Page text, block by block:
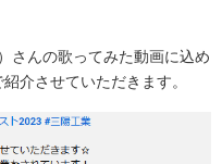
さんの歌ってみた動画に込め
介させていただきます。